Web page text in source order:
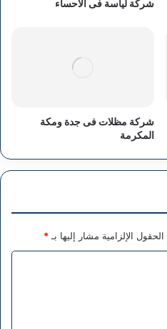
شركة لياسة فى الاحساء
شركة مظلات فى جدة ومكة
المكرمة
الحقول الإلزامية مشار إليها بـ *